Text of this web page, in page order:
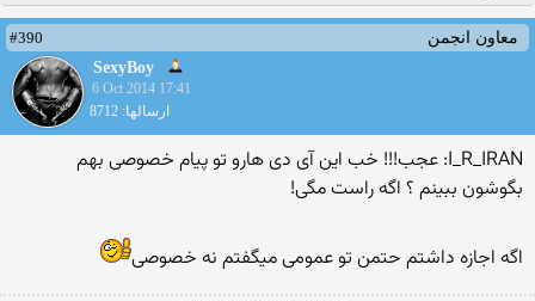
معاون انجمن
#390
SexyBoy
6 Oct 2014 17:41
ارسالها: 8712
I_R_IRAN: عجب!!! خب این آی دی هارو تو پیام خصوصی بهم
بگوشون ببینم ؟ اگه راست مگی!
اگه اجازه داشتم حتمن تو عمومی میگفتم نه خصوصی